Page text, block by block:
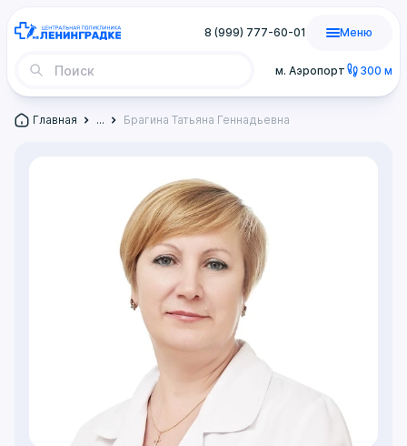
м. Аэропорт 300 м
8 (999) 777-60-01 Меню
Главная ... Брагина Татьяна Геннадьевна